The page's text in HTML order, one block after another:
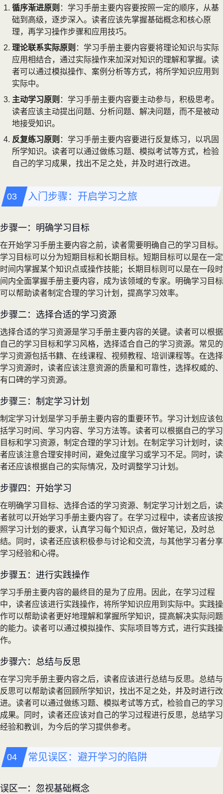
循序渐进原则 ：学习手册主要内容要按照一定的顺序，从基
础到高级，逐步深入。读者应该先掌握基础概念和核心原
理，再学习操作步骤和应用技巧。
理论联系实际原则 ：学习手册主要内容要将理论知识与实际
应用相结合，通过实际操作来加深对知识的理解和掌握。读
者可以通过模拟操作、案例分析等方式，将所学知识应用到
实际中。
主动学习原则 ：学习手册主要内容要主动参与，积极思考。
读者应该主动提出问题、分析问题、解决问题，而不是被动
地接受知识。
反复练习原则 ：学习手册主要内容要进行反复练习，以巩固
所学知识。读者可以通过做练习题、模拟考试等方式，检验
自己的学习成果，找出不足之处，并及时进行改进。
入门步骤：开启学习之旅
步骤一：明确学习目标
在开始学习手册主要内容之前，读者需要明确自己的学习目标。
学习目标可以分为短期目标和长期目标。短期目标可以是在一定
时间内掌握某个知识点或操作技能；长期目标则可以是在一段时
间内全面掌握手册主要内容，成为该领域的专家。明确学习目标
可以帮助读者制定合理的学习计划，提高学习效率。
步骤二：选择合适的学习资源
选择合适的学习资源是学习手册主要内容的关键。读者可以根据
自己的学习目标和学习风格，选择适合自己的学习资源。常见的
学习资源包括书籍、在线课程、视频教程、培训课程等。在选择
学习资源时，读者应该注意资源的质量和可靠性，选择权威的、
有口碑的学习资源。
步骤三：制定学习计划
制定学习计划是学习手册主要内容的重要环节。学习计划应该包
括学习时间、学习内容、学习方法等。读者可以根据自己的学习
目标和学习资源，制定合理的学习计划。在制定学习计划时，读
者应该注意合理安排时间，避免过度学习或学习不足。同时，读
者还应该根据自己的实际情况，及时调整学习计划。
步骤四：开始学习
在明确学习目标、选择合适的学习资源、制定学习计划之后，读
者就可以开始学习手册主要内容了。在学习过程中，读者应该按
照学习计划的要求，认真学习每个知识点，做好笔记，及时总
结。同时，读者还应该积极参与讨论和交流，与其他学习者分享
学习经验和心得。
步骤五：进行实践操作
学习手册主要内容的最终目的是为了应用。因此，在学习过程
中，读者应该进行实践操作，将所学知识应用到实际中。实践操
作可以帮助读者更好地理解和掌握所学知识，提高解决实际问题
的能力。读者可以通过模拟操作、实际项目等方式，进行实践操
作。
步骤六：总结与反思
在学习完手册主要内容之后，读者应该进行总结与反思。总结与
反思可以帮助读者回顾所学知识，找出不足之处，并及时进行改
进。读者可以通过做练习题、模拟考试等方式，检验自己的学习
成果。同时，读者还应该对自己的学习过程进行反思，总结学习
经验和教训，为今后的学习提供参考。
常见误区：避开学习的陷阱
误区一：忽视基础概念